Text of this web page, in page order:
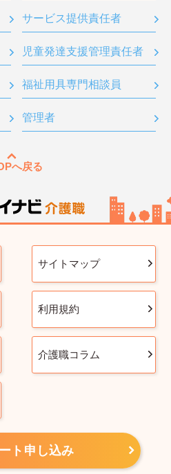
サービス提供責任者
児童発達支援管理責任者
福祉用具専門相談員
管理者
へ戻る
サイトマップ
利用規約
介護職コラム
ト申し込み